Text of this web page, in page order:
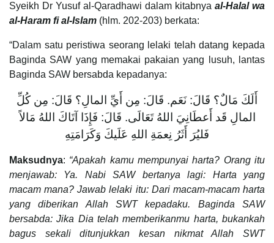
Syeikh Dr Yusuf al-Qaradhawi dalam kitabnya al-Halal wa
al-Haram fi al-Islam (hlm. 202-203) berkata:
“Dalam satu peristiwa seorang lelaki telah datang kepada
Baginda SAW yang memakai pakaian yang lusuh, lantas
Baginda SAW bersabda kepadanya:
أَلَكَ مَالٌ؟ قَالَ: نَعَم. قَالَ: مِن أَيِّ المالِ؟ قَالَ: مِن كُلِّ
المالِ قَد أَعطَانِيَ اللهُ تَعَالَى. قَالَ: فَإِذَا آتَاكَ اللهُ مَالاً
فَليُرَ أَثَرُ نِعمَةِ اللهِ عَلَيكَ وَكَرَامَتِهِ
Maksudnya: “Apakah kamu mempunyai harta? Orang itu
menjawab: Ya. Nabi SAW bertanya lagi: Harta yang
macam mana? Jawab lelaki itu: Dari macam-macam harta
yang diberikan Allah SWT kepadaku. Baginda SAW
bersabda: Jika Dia telah memberikanmu harta, bukankah
bagus sekali ditunjukkan kesan nikmat Allah SWT